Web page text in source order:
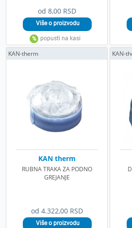
od 8,00 RSD
od 4.322,00 RSD
KAN therm
RUBNA TRAKA ZA PODNO
GREJANJE
KAN-therm KAN-